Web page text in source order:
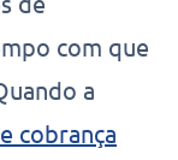
com que
a
cobrança